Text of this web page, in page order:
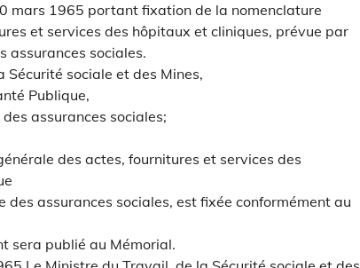
mars 1965 portant fixation de la nomenclature
et services des hôpitaux et cliniques, prévue par
assurances sociales.
Sécurité sociale et des Mines,
Publique,
assurances sociales;
des actes, fournitures et services des
des assurances sociales, est fixée conformément au
sera publié au Mémorial.